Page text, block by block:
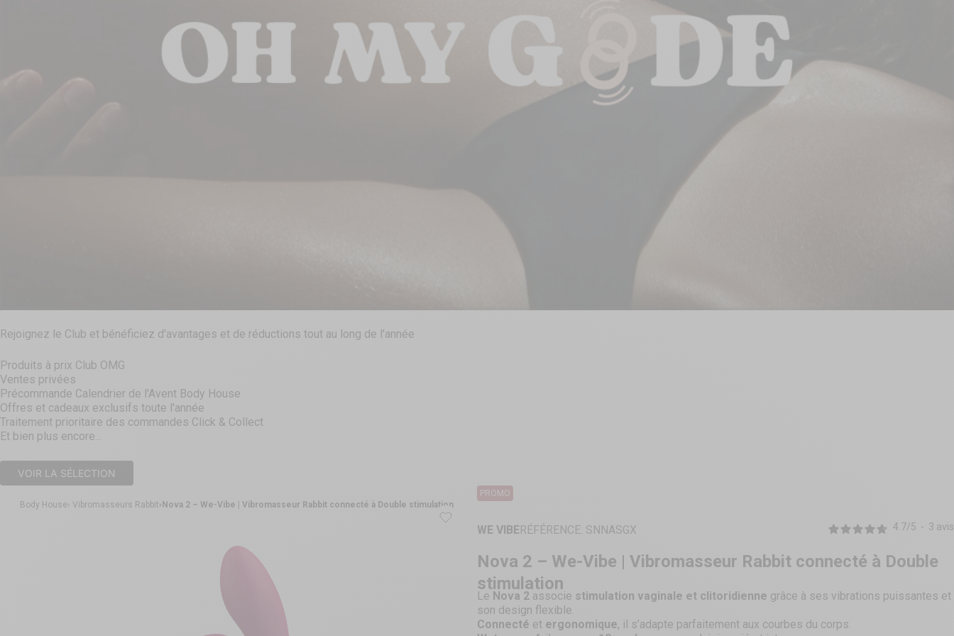
Rejoignez le Club et bénéficiez d'avantages et de réductions tout au long de l'année
Produits à prix Club OMG
Ventes privées
Précommande Calendrier de l'Avent Body House
Offres et cadeaux exclusifs toute l'année
Traitement prioritaire des commandes Click & Collect
Et bien plus encore...
VOIR LA SÉLECTION
Body House Vibromasseurs Rabbit Nova 2 – We-Vibe | Vibromasseur Rabbit connecté à Double stimulation
PROMO
WE VIBE RÉFÉRENCE: SNNASGX 4.7/5 - 3 avis
Nova 2 – We-Vibe | Vibromasseur Rabbit connecté à Double
stimulation
Le Nova 2 associe stimulation vaginale et clitoridienne grâce à ses vibrations puissantes et
son design flexible.
Connecté et ergonomique, il s’adapte parfaitement aux courbes du corps.